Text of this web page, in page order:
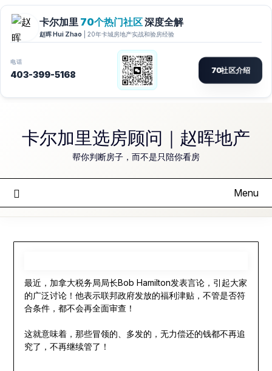
content卡尔加里选房顾问｜赵晖地产
帮你判断房子，而不是只陪你看房
Menu
最近，加拿大税务局局长Bob Hamilton发表言论，引起大家
的广泛讨论！他表示联邦政府发放的福利津贴，不管是否符
合条件，都不会再全面审查！
这就意味着，那些冒领的、多发的，无力偿还的钱都不再追
究了，不再继续管了！